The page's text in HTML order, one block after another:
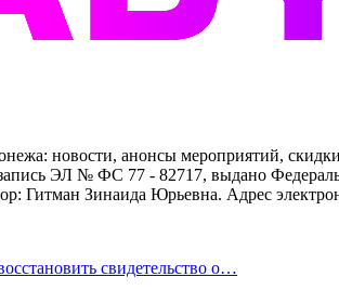
новости, анонсы мероприятий, скидки
запись ЭЛ № ФС 77 - 82717, выдано
Гитман Зинаида Юрьевна. Адрес
свидетельство о…